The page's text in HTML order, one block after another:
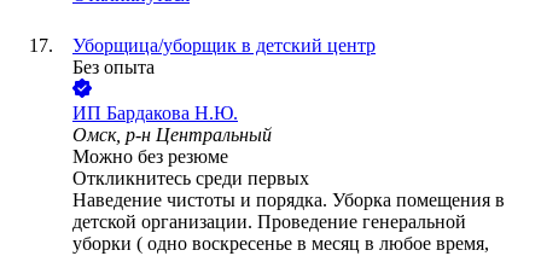
Уборщица/уборщик в детский центр
Без опыта
ИП Бардакова Н.Ю.
Омск, р-н Центральный
Можно без резюме
Откликнитесь среди первых
Наведение чистоты и порядка. Уборка помещения в
детской организации. Проведение генеральной
уборки ( одно воскресенье в месяц в любое время,